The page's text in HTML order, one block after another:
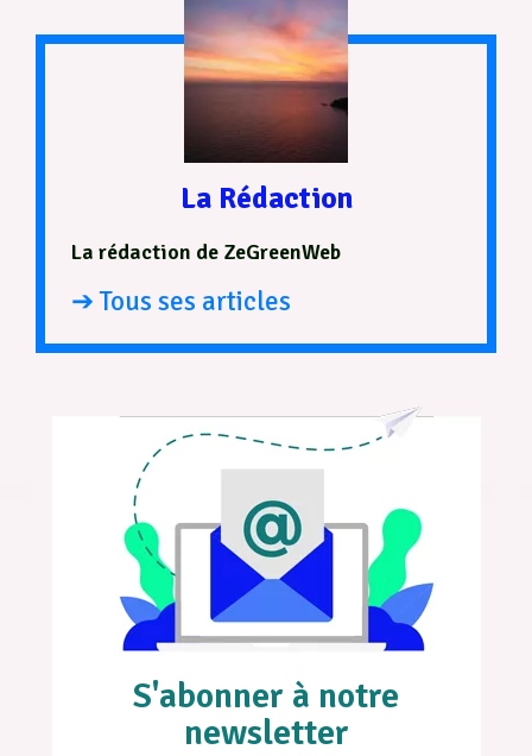
La Rédaction
La rédaction de ZeGreenWeb
➔ Tous ses articles
S'abonner à notre
newsletter